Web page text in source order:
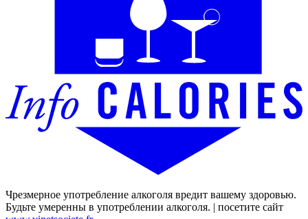
Чрезмерное употребление алкоголя вредит вашему здоровью.
Будьте умеренны в употреблении алкоголя. | посетите сайт